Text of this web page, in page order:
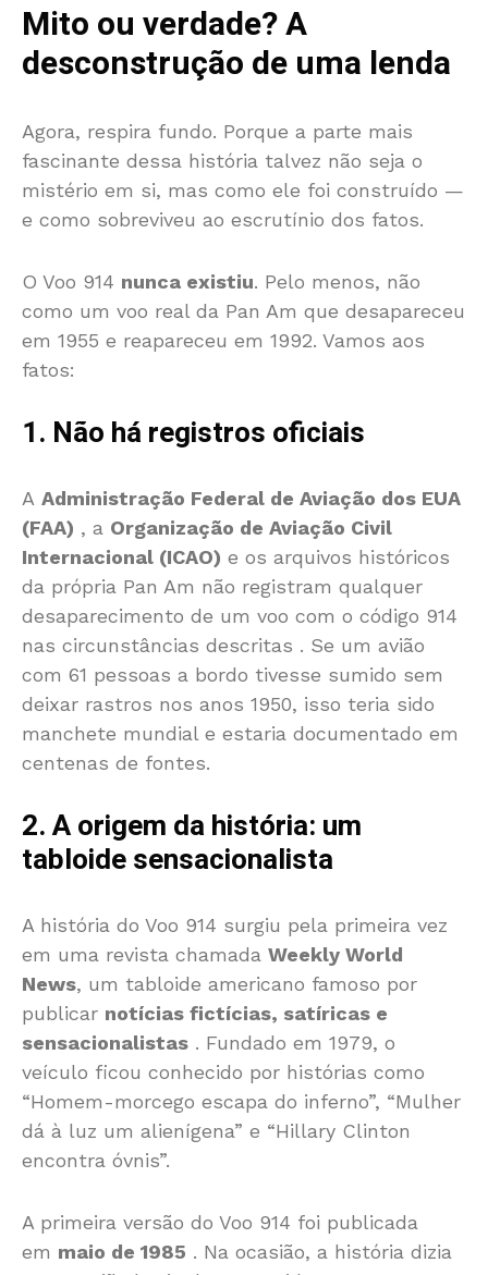
Mito ou verdade? A
desconstrução de uma lenda
Agora, respira fundo. Porque a parte mais
fascinante dessa história talvez não seja o
mistério em si, mas como ele foi construído —
e como sobreviveu ao escrutínio dos fatos.
O Voo 914 nunca existiu. Pelo menos, não
como um voo real da Pan Am que desapareceu
em 1955 e reapareceu em 1992. Vamos aos
fatos:
1. Não há registros oficiais
A Administração Federal de Aviação dos EUA
(FAA) , a Organização de Aviação Civil
Internacional (ICAO) e os arquivos históricos
da própria Pan Am não registram qualquer
desaparecimento de um voo com o código 914
nas circunstâncias descritas . Se um avião
com 61 pessoas a bordo tivesse sumido sem
deixar rastros nos anos 1950, isso teria sido
manchete mundial e estaria documentado em
centenas de fontes.
2. A origem da história: um
tabloide sensacionalista
A história do Voo 914 surgiu pela primeira vez
em uma revista chamada Weekly World
News, um tabloide americano famoso por
publicar notícias fictícias, satíricas e
sensacionalistas . Fundado em 1979, o
veículo ficou conhecido por histórias como
“Homem-morcego escapa do inferno”, “Mulher
dá à luz um alienígena” e “Hillary Clinton
encontra óvnis”.
A primeira versão do Voo 914 foi publicada
em maio de 1985 . Na ocasião, a história dizia